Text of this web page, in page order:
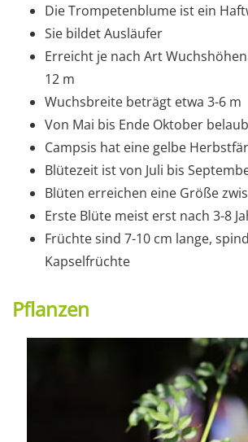
Die Trompetenblume ist ein
Sie bildet Ausläufer
Erreicht je nach Art
12 m
Wuchsbreite beträgt etwa 3-6 m
Von Mai bis Ende Oktober
Campsis hat eine gelbe
Blütezeit ist von Juli bis
Blüten erreichen eine Größe
Erste Blüte meist erst nach 3-8
Früchte sind 7-10 cm lange,
Kapselfrüchte
Pflanzen